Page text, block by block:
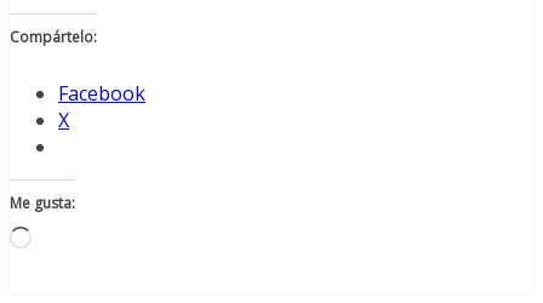
Compártelo:
Facebook
X
Me gusta:
Cargando...